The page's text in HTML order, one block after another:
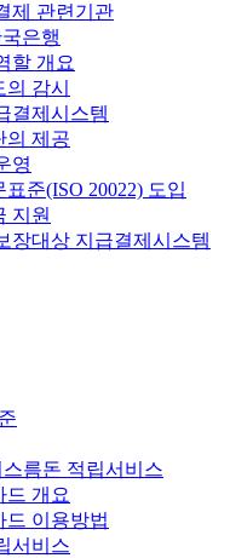
제 관련기관
은행
할 개요
감시
결제시스템
의 제공
영
준(ISO 20022) 도입
지원
장대상 지급결제시스템
스름돈 적립서비스
드 개요
드 이용방법
서비스